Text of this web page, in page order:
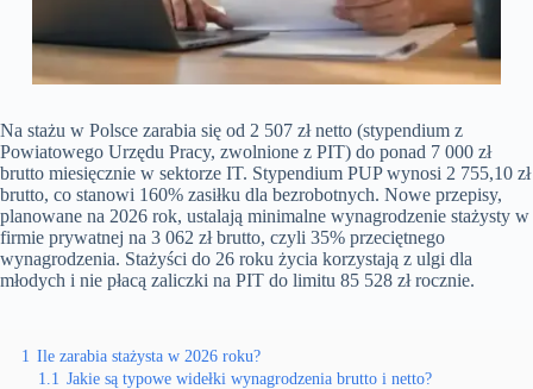
Na stażu w Polsce zarabia się od 2 507 zł netto (stypendium z
Powiatowego Urzędu Pracy, zwolnione z PIT) do ponad 7 000 zł
brutto miesięcznie w sektorze IT. Stypendium PUP wynosi 2 755,10 zł
brutto, co stanowi 160% zasiłku dla bezrobotnych. Nowe przepisy,
planowane na 2026 rok, ustalają minimalne wynagrodzenie stażysty w
firmie prywatnej na 3 062 zł brutto, czyli 35% przeciętnego
wynagrodzenia. Stażyści do 26 roku życia korzystają z ulgi dla
młodych i nie płacą zaliczki na PIT do limitu 85 528 zł rocznie.
1 Ile zarabia stażysta w 2026 roku?
1.1 Jakie są typowe widełki wynagrodzenia brutto i netto?